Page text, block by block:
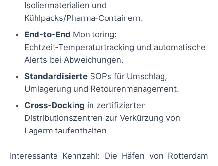
Isoliermaterialien und
Kühlpacks/Pharma‑Containern.
End‑to‑End Monitoring:
Echtzeit‑Temperaturtracking und automatische
Alerts bei Abweichungen.
Standardisierte SOPs für Umschlag,
Umlagerung und Retourenmanagement.
Cross‑Docking in zertifizierten
Distributionszentren zur Verkürzung von
Lagermitaufenthalten.
Interessante Kennzahl: Die Häfen von Rotterdam